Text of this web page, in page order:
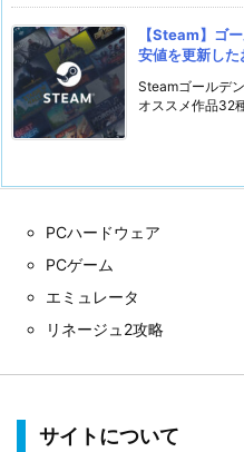
【Steam】ゴ
安値を更新し
Steamゴールデ
オススメ作品32
PCハードウェア
PCゲーム
エミュレータ
リネージュ2攻略
サイトについて